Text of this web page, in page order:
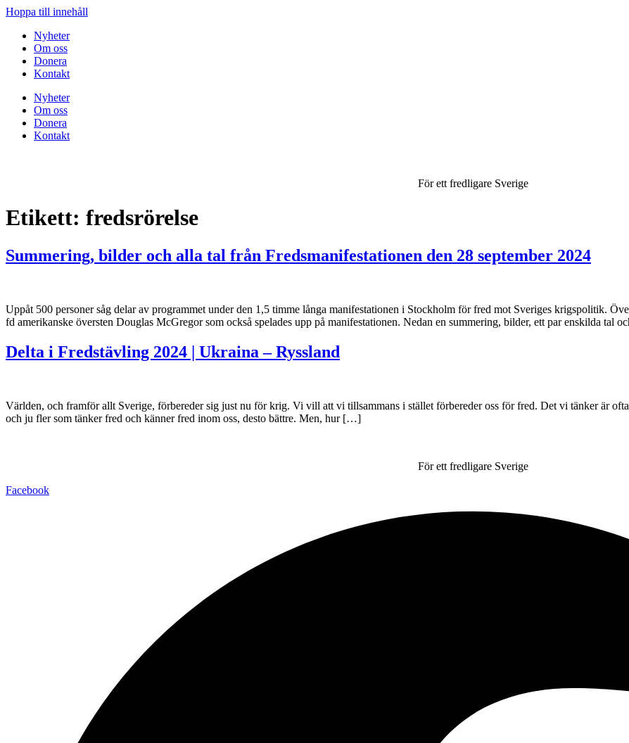
Hoppa till innehåll
Nyheter
Om oss
Donera
Kontakt
Nyheter
Om oss
Donera
Kontakt
För ett fredligare Sverige
Etikett: fredsrörelse
Summering, bilder och alla tal från Fredsmanifestationen den 28 september 2024
Uppåt 500 personer såg delar av programmet under den 1,5 timme långa manifestationen i Stockholm för fred mot Sveriges krigspolitik.
fd amerikanske översten Douglas McGregor som också spelades upp på manifestationen. Nedan en summering, bilder, ett par enskilda tal
Delta i Fredstävling 2024 | Ukraina – Ryssland
Världen, och framför allt Sverige, förbereder sig just nu för krig. Vi vill att vi tillsammans i stället förbereder oss för fred. Det vi tänker är
och ju fler som tänker fred och känner fred inom oss, desto bättre. Men, hur […]
För ett fredligare Sverige
Facebook